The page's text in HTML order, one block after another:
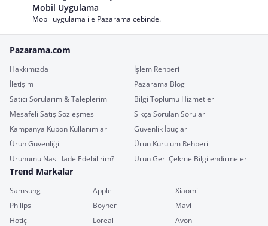
Mobil Uygulama
Mobil uygulama ile Pazarama cebinde.
Pazarama.com
Hakkımızda
İşlem Rehberi
İletişim
Pazarama Blog
Satıcı Sorularım & Taleplerim
Bilgi Toplumu Hizmetleri
Mesafeli Satış Sözleşmesi
Sıkça Sorulan Sorular
Kampanya Kupon Kullanımları
Güvenlik İpuçları
Ürün Güvenliği
Ürün Kurulum Rehberi
Ürünümü Nasıl İade Edebilirim?
Ürün Geri Çekme Bilgilendirmeleri
Trend Markalar
Samsung Apple
Xiaomi
Philips
Boyner
Mavi
Hotiç
Loreal
Avon